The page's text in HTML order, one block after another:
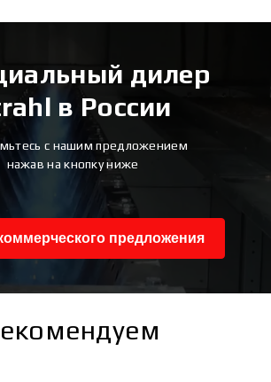
дилер
в России
с нашим предложением
нажав на кнопку ниже
предложения